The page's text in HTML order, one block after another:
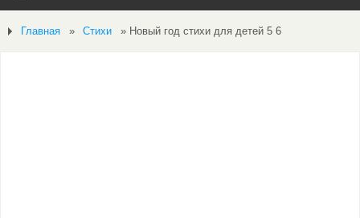
Главная » Стихи » Новый год стихи для детей 5 6